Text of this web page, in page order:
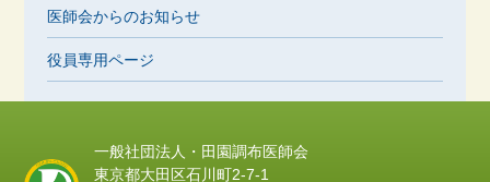
医師会からのお知らせ
役員専用ページ
一般社団法人・田園調布医師会
東京都大田区石川町2-7-1